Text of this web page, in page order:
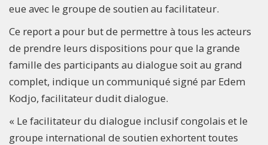
eue avec le groupe de soutien au facilitateur.
Ce report a pour but de permettre à tous les acteurs
de prendre leurs dispositions pour que la grande
famille des participants au dialogue soit au grand
complet, indique un communiqué signé par Edem
Kodjo, facilitateur dudit dialogue.
« Le facilitateur du dialogue inclusif congolais et le
groupe international de soutien exhortent toutes